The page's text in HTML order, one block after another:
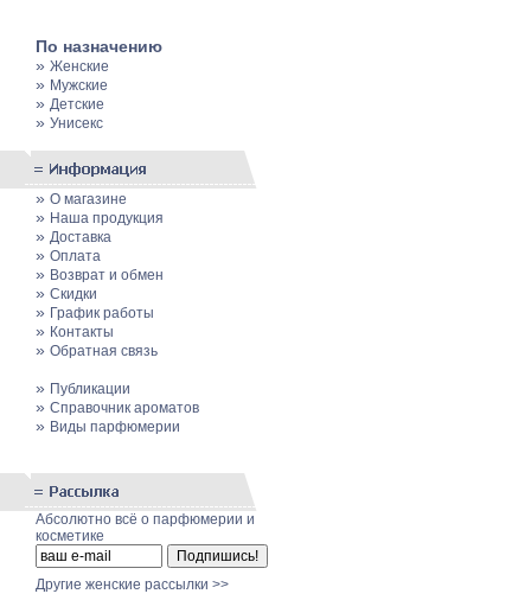
По назначению
» Женские
» Мужские
» Детские
» Унисекс
» О магазине
» Наша продукция
» Доставка
» Оплата
» Возврат и обмен
» Скидки
» График работы
» Контакты
» Обратная связь
» Публикации
» Cправочник ароматов
» Виды парфюмерии
Абсолютно всё о парфюмерии и
косметике
Другие женские рассылки >>